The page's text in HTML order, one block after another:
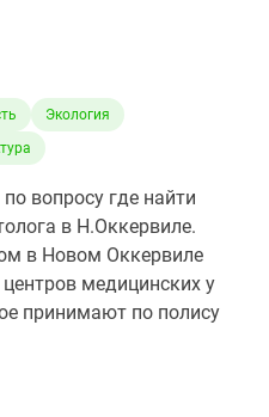
Экология
вопросу где найти
в Н.Оккервиле.
в Новом Оккервиле
медицинских у
принимают по полису